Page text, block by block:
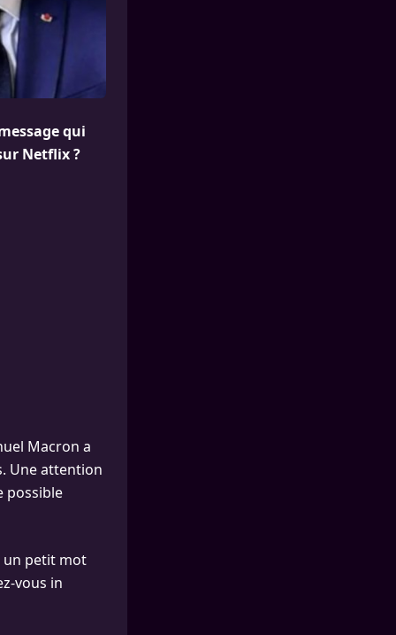
qui
Netflix ?
Macron a
Une attention
possible
un petit mot
vous in